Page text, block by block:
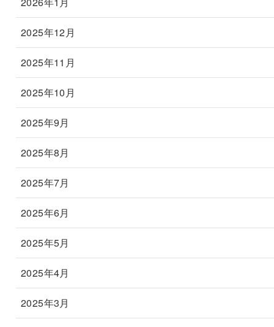
2025年12月
2025年11月
2025年10月
2025年9月
2025年8月
2025年7月
2025年6月
2025年5月
2025年4月
2025年3月